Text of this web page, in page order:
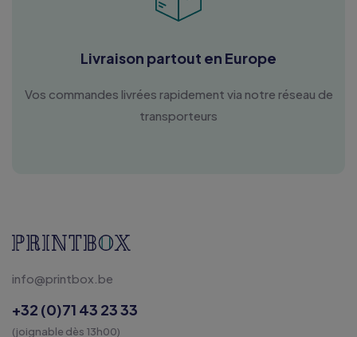
Livraison partout en Europe
Vos commandes livrées rapidement via notre réseau de
transporteurs
info@printbox.be
+32 (0)71 43 23 33
(joignable dès 13h00)